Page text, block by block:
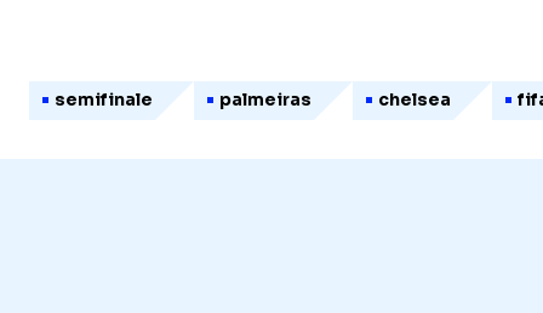
semifinale palmeiras chelsea